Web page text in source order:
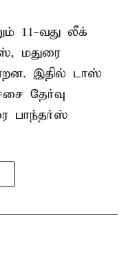
11-வது லீக்
மதுரை
இதில் டாஸ்
தேர்வு
பாந்தர்ஸ்